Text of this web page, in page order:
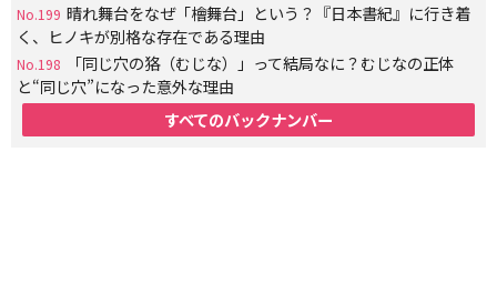
No.199 晴れ舞台をなぜ「檜舞台」という？『日本書紀』に行き着
く、ヒノキが別格な存在である理由
No.198
「同じ穴の狢（むじな）」って結局なに？むじなの正体
と“同じ穴”になった意外な理由
すべてのバックナンバー